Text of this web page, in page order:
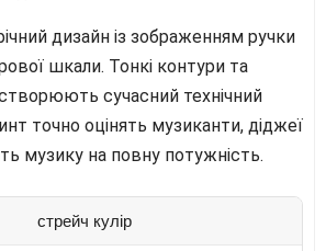
дизайн із зображенням ручки
шкали. Тонкі контури та
сучасний технічний
точно оцінять музиканти, діджеї
музику на повну потужність.
стрейч кулір